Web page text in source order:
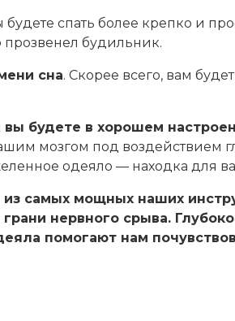
будете спать более крепко и
прозвенел будильник.
сна. Скорее всего, вам
вы будете в хорошем
мозгом под воздействием
одеяло — находка для
самых мощных наших
нервного срыва.
помогают нам